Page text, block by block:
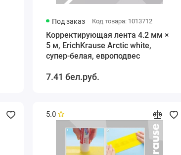
Под заказ Код товара: 1013712
Корректирующая лента 4.2 мм ×
5 м, ErichKrause Arctic white,
супер-белая, европодвес
7.41 бел.руб.
5.0